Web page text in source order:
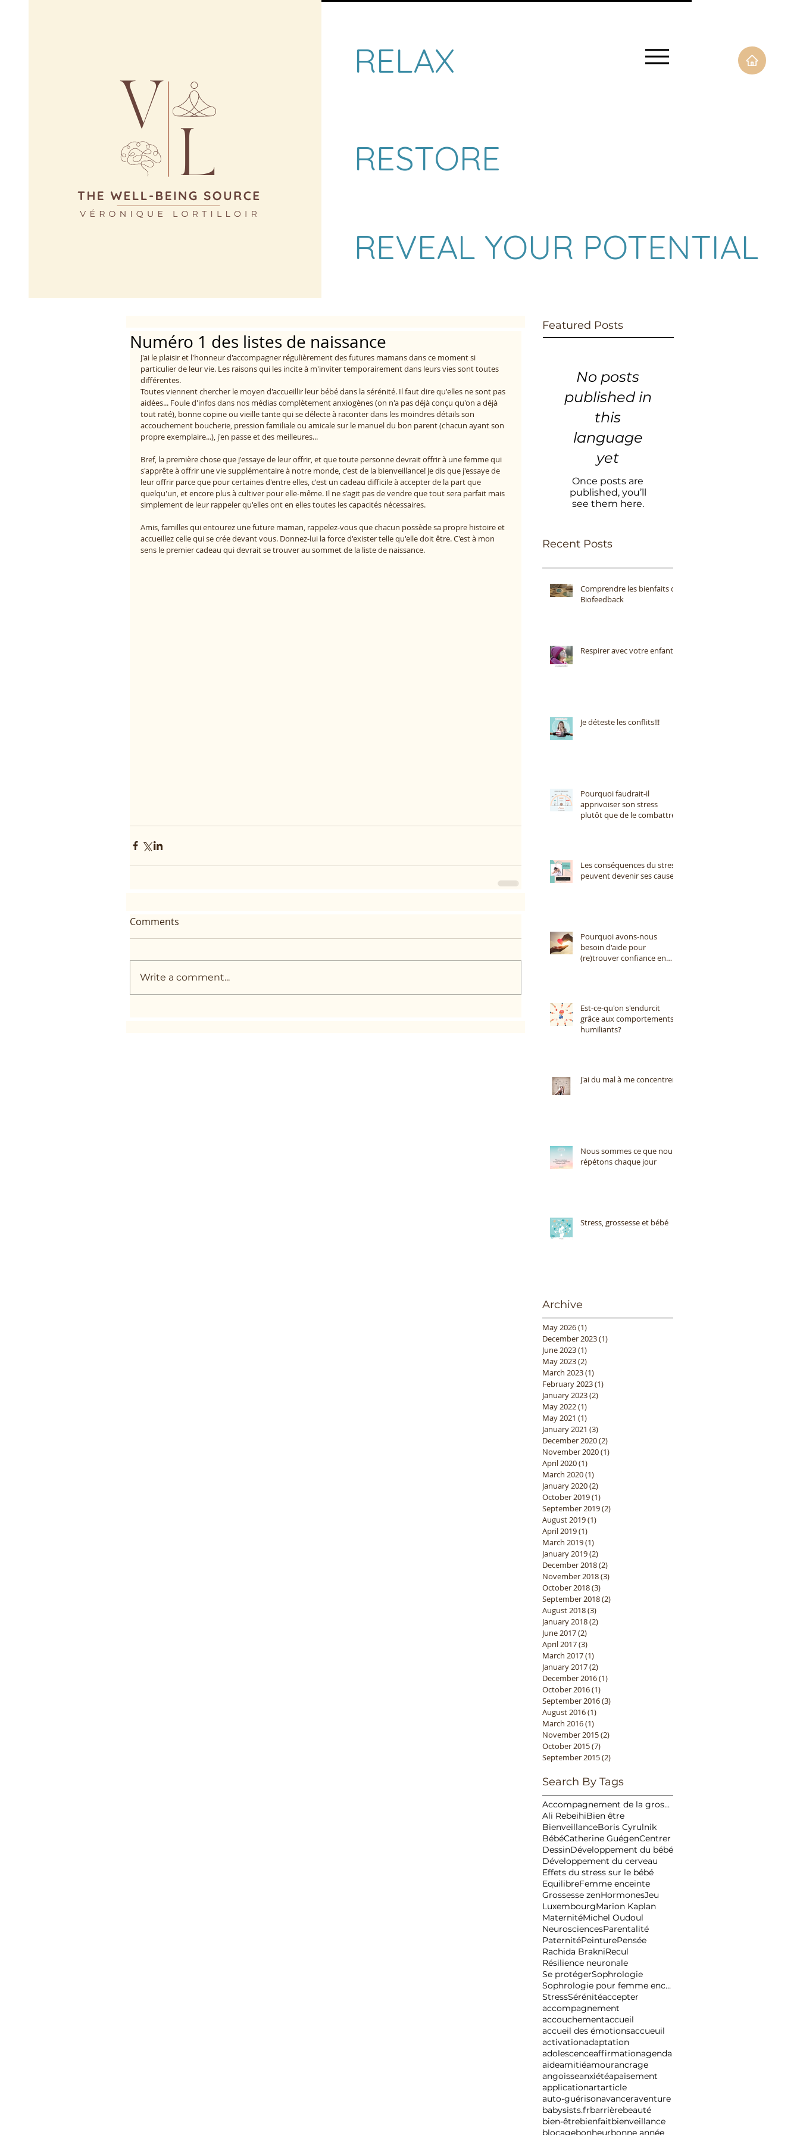
RELAX
RESTORE
REVEAL YOUR POTENTIAL
Numéro 1 des listes de naissance
J'ai le plaisir et l'honneur d'accompagner régulièrement des futures mamans dans ce moment si
particulier de leur vie. Les raisons qui les incite à m'inviter temporairement dans leurs vies sont toutes
différentes.
Toutes viennent chercher le moyen d'accueillir leur bébé dans la sérénité. Il faut dire qu'elles ne sont pas
aidées... Foule d'infos dans nos médias complètement anxiogènes (on n'a pas déjà conçu qu'on a déjà
tout raté), bonne copine ou vieille tante qui se délecte à raconter dans les moindres détails son
accouchement boucherie, pression familiale ou amicale sur le manuel du bon parent (chacun ayant son
propre exemplaire...), j'en passe et des meilleures...
Bref, la première chose que j'essaye de leur offrir, et que toute personne devrait offrir à une femme qui
s'apprête à offrir une vie supplémentaire à notre monde, c'est de la bienveillance! Je dis que j'essaye de
leur offrir parce que pour certaines d'entre elles, c'est un cadeau difficile à accepter de la part que
quelqu'un, et encore plus à cultiver pour elle-même. Il ne s'agit pas de vendre que tout sera parfait mais
simplement de leur rappeler qu'elles ont en elles toutes les capacités nécessaires.
Amis, familles qui entourez une future maman, rappelez-vous que chacun possède sa propre histoire et
accueillez celle qui se crée devant vous. Donnez-lui la force d'exister telle qu'elle doit être. C'est à mon
sens le premier cadeau qui devrait se trouver au sommet de la liste de naissance.
Comments
Write a comment...
Featured Posts
No posts
published in
this
language
yet
Once posts are
published, you’ll
see them here.
Recent Posts
Comprendre les bienfaits du
Biofeedback
Respirer avec votre enfant
Je déteste les conflits!!!
Pourquoi faudrait-il
apprivoiser son stress
plutôt que de le combattre?
Les conséquences du stress
peuvent devenir ses causes
Pourquoi avons-nous
besoin d'aide pour
(re)trouver confiance en
Est-ce-qu'on s'endurcit
grâce aux comportements
humiliants?
J'ai du mal à me concentrer
Nous sommes ce que nous
répétons chaque jour
Stress, grossesse et bébé
Archive
May 2026(1)
December 2023(1)
June 2023(1)
May 2023(2)
March 2023(1)
February 2023(1)
January 2023(2)
May 2022(1)
May 2021 (1)
January 2021 (3)
December 2020(2)
November 2020(1)
April 2020(1)
March 2020(1)
January 2020(2)
October 2019(1)
September 2019(2)
August 2019(1)
April 2019(1)
March 2019(1)
January 2019(2)
December 2018(2)
November 2018(3)
October 2018(3)
September 2018(2)
August 2018(3)
January 2018(2)
June 2017(2)
April 2017(3)
March 2017(1)
January 2017(2)
December 2016(1)
October 2016(1)
September 2016(3)
August 2016(1)
March 2016(1)
November 2015(2)
October 2015(7)
September 2015(2)
Search By Tags
Accompagnement de la grossesse
Ali RebeihiBien être
BienveillanceBoris Cyrulnik
BébéCatherine GuégenCentrer
DessinDéveloppement du bébé
Développement du cerveau
Effets du stress sur le bébé
EquilibreFemme enceinte
Grossesse zenHormonesJeu
LuxembourgMarion Kaplan
MaternitéMichel Oudoul
NeurosciencesParentalité
PaternitéPeinturePensée
Rachida BrakniRecul
Résilience neuronale
Se protégerSophrologie
Sophrologie pour femme enceinte
StressSérénitéaccepter
accompagnement
accouchementaccueil
accueil des émotionsaccueuil
activationadaptation
adolescenceaffirmationagenda
aideamitiéamourancrage
angoisseanxiétéapaisement
applicationartarticle
auto-guérisonavanceraventure
babysists.frbarrièrebeauté
bien-êtrebienfaitbienveillance
blocagebonheurbonne année